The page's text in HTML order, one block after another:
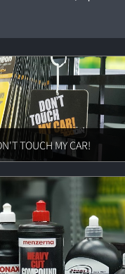
!DON'T TOUCH MY CAR